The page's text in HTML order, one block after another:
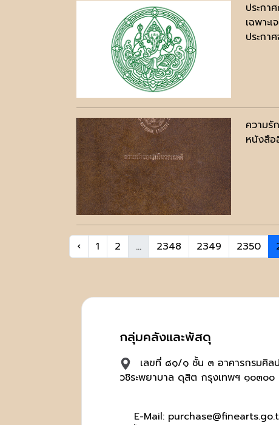
ประกา
เฉพาะ
ประกา
ความรั
หนังสือ
‹ 1 2 ... 2348 2349 2350
กลุ่มคลังและพัสดุ
เลขที่ ๘๑/๑ ชั้น ๓ อาคารกรมศิ
วชิระพยาบาล ดุสิต กรุงเทพฯ ๑๐๓๐๐
E-Mail: